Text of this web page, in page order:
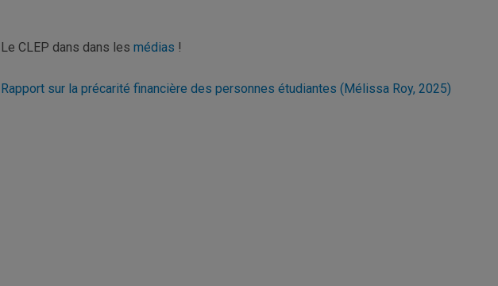
Le CLEP dans dans les médias !
Rapport sur la précarité financière des personnes étudiantes (Mélissa Roy, 2025)